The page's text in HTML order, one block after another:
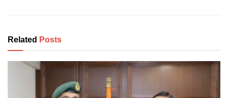
Related Posts